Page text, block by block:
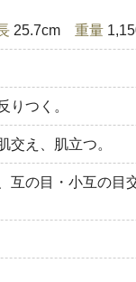
25.7cm 重量
りつく。
交え、肌立つ。
互の目・小互の